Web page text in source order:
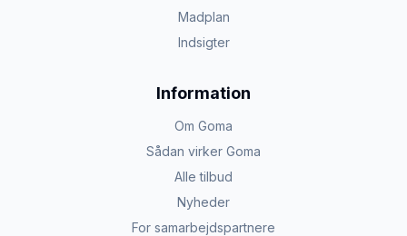
Madplan
Indsigter
Information
Om Goma
Sådan virker Goma
Alle tilbud
Nyheder
For samarbejdspartnere